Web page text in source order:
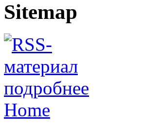
Sitemap
подробнее
Home